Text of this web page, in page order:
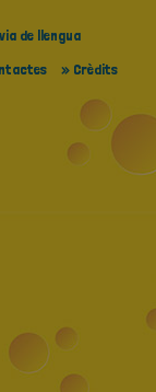
de llengua
» Crèdits